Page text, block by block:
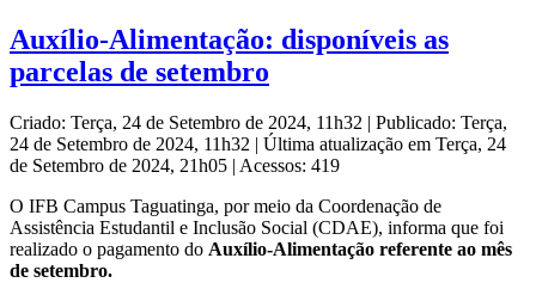
Auxílio-Alimentação: disponíveis as
parcelas de setembro
Criado: Terça, 24 de Setembro de 2024, 11h32 | Publicado: Terça,
24 de Setembro de 2024, 11h32 | Última atualização em Terça, 24
de Setembro de 2024, 21h05 | Acessos: 419
O IFB Campus Taguatinga, por meio da Coordenação de
Assistência Estudantil e Inclusão Social (CDAE), informa que foi
realizado o pagamento do Auxílio-Alimentação referente ao mês
de setembro.